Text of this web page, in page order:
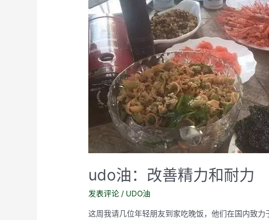
udo油：改善精力和耐力
发表评论 / UDO油
这周我请几位年轻朋友到家吃晚饭，他们在国内致